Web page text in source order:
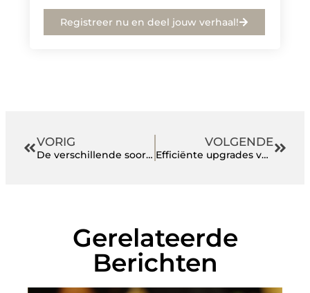
Registreer nu en deel jouw verhaal!
VORIG
De verschillende soorten keramische tegels voor je vloer
VOLGENDE
Efficiënte upgrades voor jouw bedrijf
Gerelateerde
Berichten